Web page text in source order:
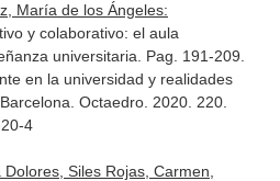
María de los Ángeles:
y colaborativo: el aula
universitaria. Pag. 191-209.
en la universidad y realidades
Octaedro. 2020. 220.
4
Siles Rojas, Carmen,